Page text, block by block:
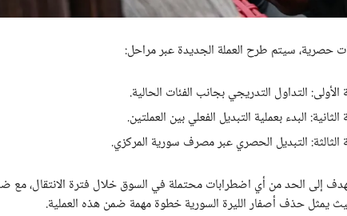
حصرية، سيتم طرح العملة الجديدة عبر مراحل:
الأولى: التداول التدريجي بجانب الفئات الحالية.
الثانية: البدء بعملية التبديل الفعلي بين العملتين.
الثالثة: التبديل الحصري عبر مصرف سورية المركزي.
إلى الحد من أي اضطرابات محتملة في السوق خلال فترة الانتقال، مع
يمثل حذف أصفار الليرة السورية خطوة مهمة ضمن هذه العملية.